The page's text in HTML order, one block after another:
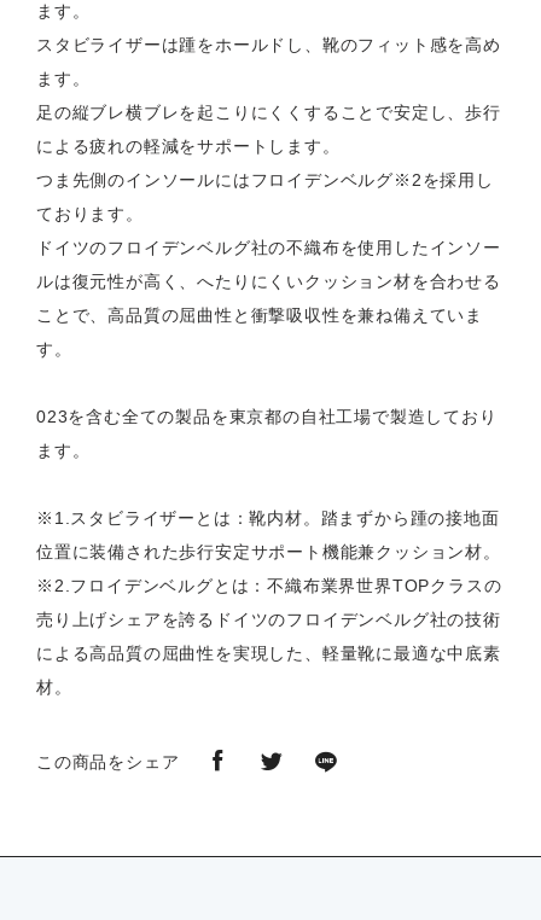
ます。
スタビライザーは踵をホールドし、靴のフィット感を高め
ます。
足の縦ブレ横ブレを起こりにくくすることで安定し、歩行
による疲れの軽減をサポートします。
つま先側のインソールにはフロイデンベルグ※2を採用し
ております。
ドイツのフロイデンベルグ社の不織布を使用したインソー
ルは復元性が高く、へたりにくいクッション材を合わせる
ことで、高品質の屈曲性と衝撃吸収性を兼ね備えていま
す。
023を含む全ての製品を東京都の自社工場で製造しており
ます。
※1.スタビライザーとは：靴内材。踏まずから踵の接地面
位置に装備された歩行安定サポート機能兼クッション材。
※2.フロイデンベルグとは：不織布業界世界TOPクラスの
売り上げシェアを誇るドイツのフロイデンベルグ社の技術
による高品質の屈曲性を実現した、軽量靴に最適な中底素
材。
この商品をシェア